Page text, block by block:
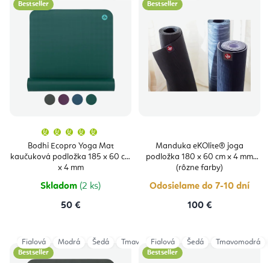
Bestseller
Bodhi Ecopro Yoga Mat
kaučuková podložka 185 x 60 cm
x 4 mm
produktu
je
5,0
hviezdičiek.
Skladom (2 ks)
50 €
Bestseller
Manduka eKOlite® joga
podložka 180 x 60 cm x 4 mm
(rôzne farby)
Odosielame do 7-10 dní
100 €
Bestseller
Fialová Modrá Šedá Tmavozelená
Bestseller
Fialová Šedá Tmavomodrá